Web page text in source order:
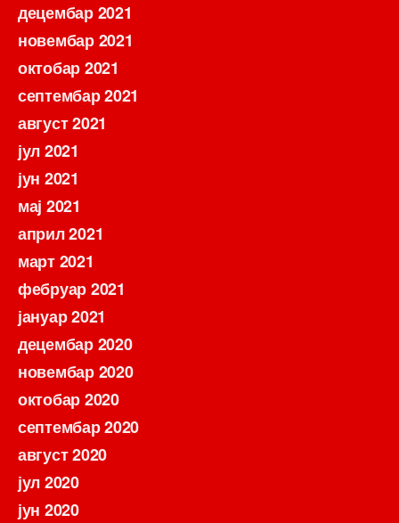
децембар 2021
новембар 2021
октобар 2021
септембар 2021
август 2021
јул 2021
јун 2021
мај 2021
април 2021
март 2021
фебруар 2021
јануар 2021
децембар 2020
новембар 2020
октобар 2020
септембар 2020
август 2020
јул 2020
јун 2020